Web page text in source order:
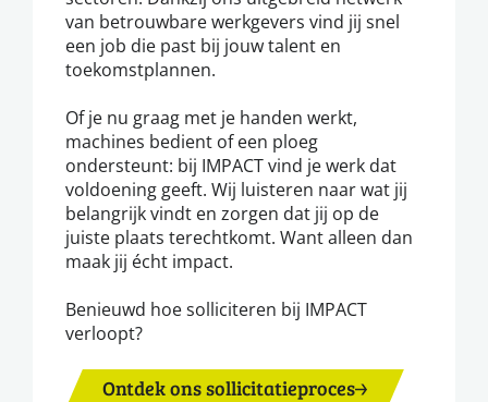
van betrouwbare werkgevers vind jij snel
een job die past bij jouw talent en
toekomstplannen.
Of je nu graag met je handen werkt,
machines bedient of een ploeg
ondersteunt: bij IMPACT vind je werk dat
voldoening geeft. Wij luisteren naar wat jij
belangrijk vindt en zorgen dat jij op de
juiste plaats terechtkomt. Want alleen dan
maak jij écht impact.
Benieuwd hoe solliciteren bij IMPACT
verloopt?
Ontdek ons sollicitatieproces